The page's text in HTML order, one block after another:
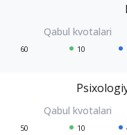
60 10
50 10